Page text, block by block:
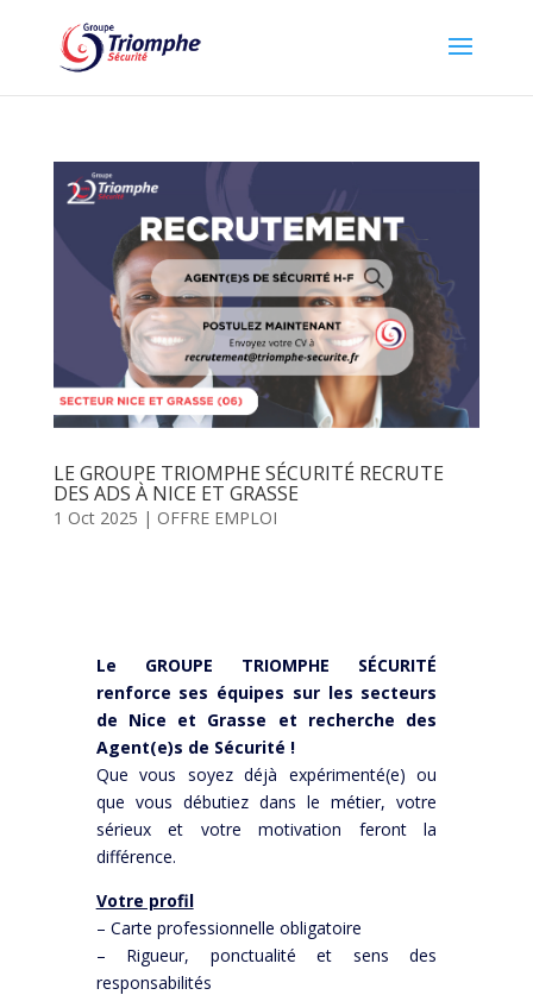
LE GROUPE TRIOMPHE SÉCURITÉ RECRUTE
DES ADS À NICE ET GRASSE
1 Oct 2025 | OFFRE EMPLOI
Le GROUPE TRIOMPHE SÉCURITÉ
renforce ses équipes sur les secteurs
de Nice et Grasse et recherche des
Agent(e)s de Sécurité !
Que vous soyez déjà expérimenté(e) ou
que vous débutiez dans le métier, votre
sérieux et votre motivation feront la
différence.
Votre profil
– Carte professionnelle obligatoire
– Rigueur, ponctualité et sens des
responsabilités